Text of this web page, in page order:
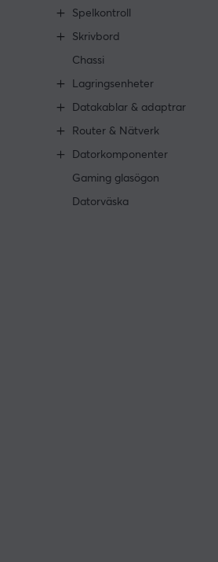
Spelkontroll
Skrivbord
Chassi
Lagringsenheter
Datakablar & adaptrar
Router & Nätverk
Datorkomponenter
Gaming glasögon
Datorväska